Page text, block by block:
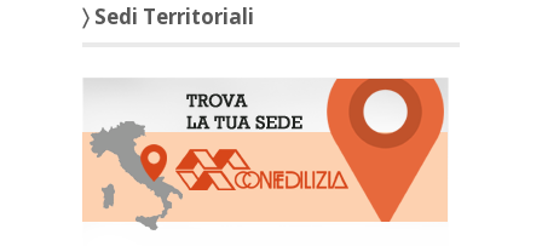
〉 Sedi Territoriali